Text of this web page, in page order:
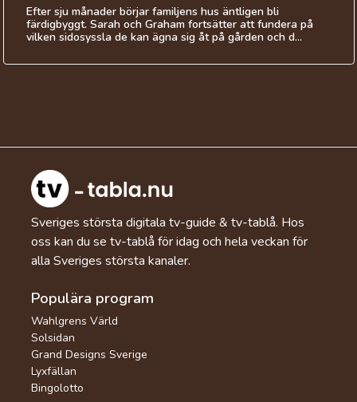
Efter sju månader börjar familjens hus äntligen bli
färdigbyggt. Sarah och Graham fortsätter att fundera på
vilken sidosyssla de kan ägna sig åt på gården och d...
Sveriges största digitala tv-guide & tv-tablå. Hos
oss kan du se tv-tablå för idag och hela veckan för
alla Sveriges största kanaler.
Populära program
Wahlgrens Värld
Solsidan
Grand Designs Sverige
Lyxfällan
Bingolotto